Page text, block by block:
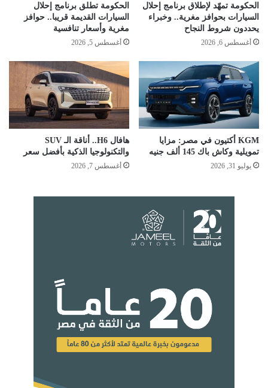
الحكومة تمهّد لإطلاق برنامج إحلال
السيارات بحوافز مغرية.. وخبراء
يحددون شروط النجاح
أغسطس 6, 2026
الحكومة تطلق برنامج إحلال
السيارات القديمة قريبا.. حوافز
مغرية وأسعار تنافسية
أغسطس 5, 2026
KGM أكتيون في مصر: مزايا
تمويلية وكاش باك 145 ألف جنيه
يوليو 31, 2026
هافال H6.. أناقة الـ SUV
والتكنولوجيا الذكية بأفضل سعر
أغسطس 7, 2026